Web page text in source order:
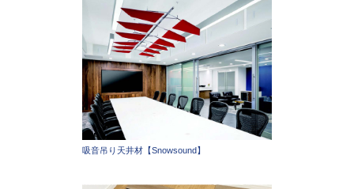
吸音吊り天井材【Snowsound】